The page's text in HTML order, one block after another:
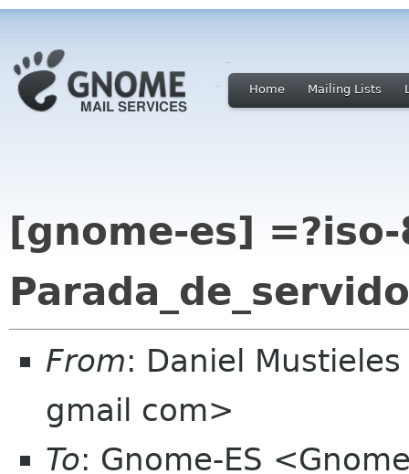
Home Mailing Lists
[gnome-es] =?iso-
From: Daniel
gmail com>
To: Gnome-ES